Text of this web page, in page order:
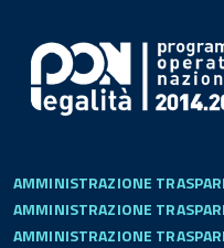
AMMINISTRAZIONE
AMMINISTRAZIONE
AMMINISTRAZIONE